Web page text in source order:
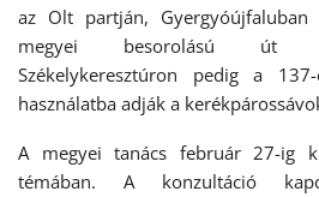
az Olt partján,
megyei besorolású út
Székelykeresztúron pedig a
használatba adják a
A megyei tanács február 27-ig
témában. A konzultáció